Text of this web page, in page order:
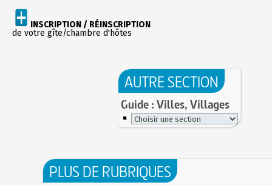
INSCRIPTION / RÉINSCRIPTION
de votre gîte/chambre d'hôtes
AUTRE SECTION
Guide : Villes, Villages
PLUS DE RUBRIQUES